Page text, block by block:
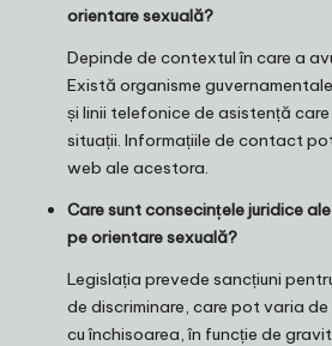
orientare sexuală?
Depinde de contextul în care a
Există organisme
și linii telefonice de asistență
situații. Informațiile de contact
web ale acestora.
Care sunt consecințele juridice
pe orientare sexuală?
Legislația prevede sancțiuni
de discriminare, care pot varia
cu închisoarea, în funcție de